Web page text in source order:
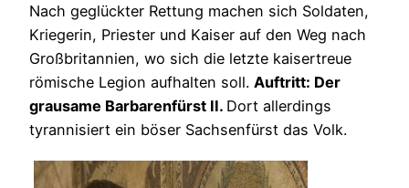
Nach geglückter Rettung machen sich Soldaten,
Kriegerin, Priester und Kaiser auf den Weg nach
Großbritannien, wo sich die letzte kaisertreue
römische Legion aufhalten soll. Auftritt: Der
grausame Barbarenfürst II. Dort allerdings
tyrannisiert ein böser Sachsenfürst das Volk.